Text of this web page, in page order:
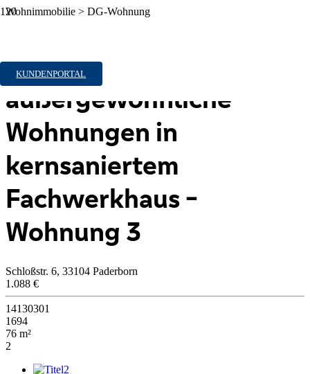
KUNDENPORTAL
Wohnimmobilie > DG-Wohnung
Vier extrem
außergewöhnliche
Wohnungen in
kernsaniertem
Fachwerkhaus -
Wohnung 3
Schloßstr. 6, 33104 Paderborn
1.088 €
14130301
1694
76 m²
2